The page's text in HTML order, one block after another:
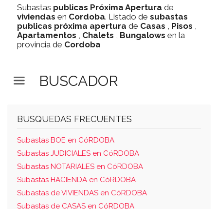
Subastas publicas Próxima Apertura de
viviendas en Cordoba. Listado de subastas
publicas próxima apertura de Casas , Pisos ,
Apartamentos , Chalets , Bungalows en la
provincia de Cordoba
BUSCADOR
BUSQUEDAS FRECUENTES
Subastas BOE en CóRDOBA
Subastas JUDICIALES en CóRDOBA
Subastas NOTARIALES en CóRDOBA
Subastas HACIENDA en CóRDOBA
Subastas de VIVIENDAS en CóRDOBA
Subastas de CASAS en CóRDOBA